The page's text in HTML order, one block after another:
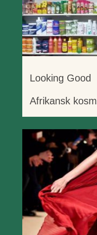
Looking Good
Afrikansk